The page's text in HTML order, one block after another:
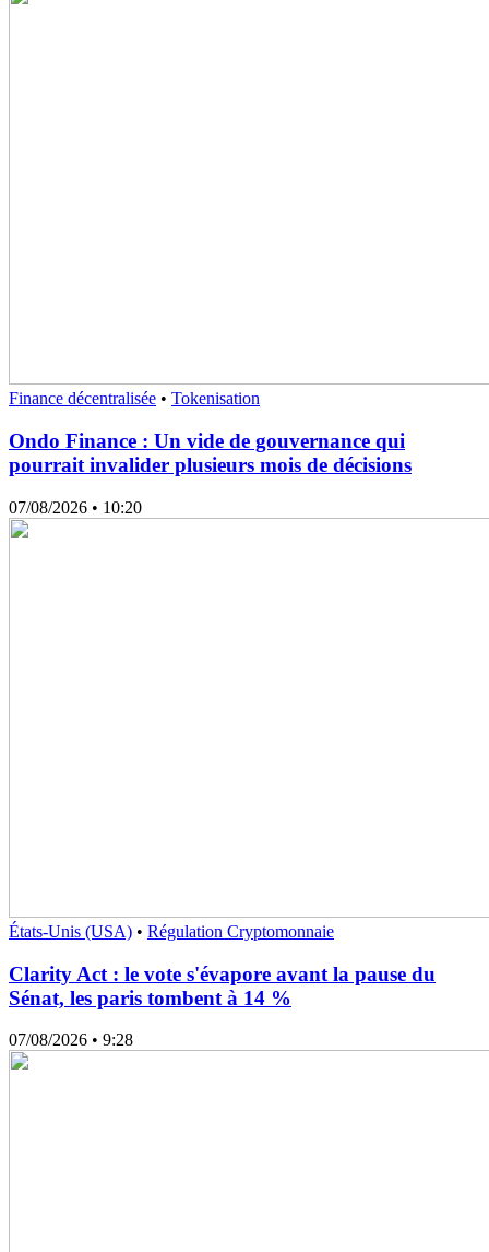
Finance décentralisée • Tokenisation
Ondo Finance : Un vide de gouvernance qui
pourrait invalider plusieurs mois de décisions
07/08/2026 • 10:20
États-Unis (USA) • Régulation Cryptomonnaie
Clarity Act : le vote s'évapore avant la pause du
Sénat, les paris tombent à 14 %
07/08/2026 • 9:28